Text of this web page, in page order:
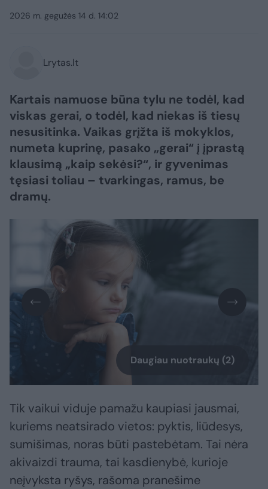
2026 m. gegužės 14 d. 14:02
Lrytas.lt
Kartais namuose būna tylu ne todėl, kad
viskas gerai, o todėl, kad niekas iš tiesų
nesusitinka. Vaikas grįžta iš mokyklos,
numeta kuprinę, pasako „gerai“ į įprastą
klausimą „kaip sekėsi?“, ir gyvenimas
tęsiasi toliau – tvarkingas, ramus, be
dramų.
Daugiau nuotraukų (2)
Tik vaikui viduje pamažu kaupiasi jausmai,
kuriems neatsirado vietos: pyktis, liūdesys,
sumišimas, noras būti pastebėtam. Tai nėra
akivaizdi trauma, tai kasdienybė, kurioje
neįvyksta ryšys, rašoma pranešime